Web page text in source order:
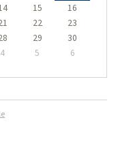
15
16
22
23
29
30
4 5 6